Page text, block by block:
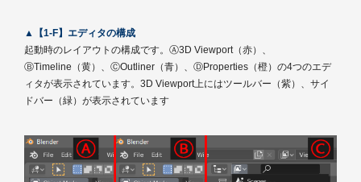
▲【1-F】エディタの構成
起動時のレイアウトの構成です。Ⓐ3D Viewport（赤）、
ⒷTimeline（黄）、ⒸOutliner（青）、ⒹProperties（橙）の4つのエデ
ィタが表示されています。3D Viewport上にはツールバー（紫）、サイ
ドバー（緑）が表示されています